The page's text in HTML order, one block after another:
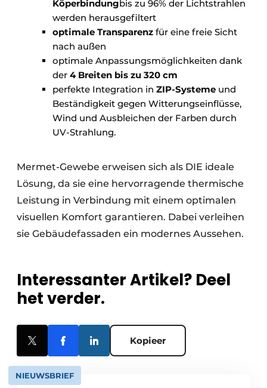
Köperbindungbis zu 96% der Lichtstrahlen
werden herausgefiltert
optimale Transparenz für eine freie Sicht
nach außen
optimale Anpassungsmöglichkeiten dank
der 4 Breiten bis zu 320 cm
perfekte Integration in ZIP-Systeme und
Beständigkeit gegen Witterungseinflüsse,
Wind und Ausbleichen der Farben durch
UV-Strahlung.
Mermet-Gewebe erweisen sich als DIE ideale
Lösung, da sie eine hervorragende thermische
Leistung in Verbindung mit einem optimalen
visuellen Komfort garantieren. Dabei verleihen
sie Gebäudefassaden ein modernes Aussehen.
Interessanter Artikel? Deel
het verder.
Kopieer
NIEUWSBRIEF